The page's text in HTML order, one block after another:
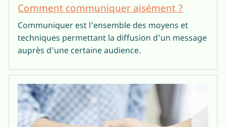
Comment communiquer aisément ?
Communiquer est l'ensemble des moyens et
techniques permettant la diffusion d'un message
auprès d'une certaine audience.